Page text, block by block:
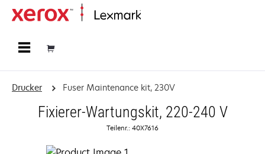
Drucker Fuser Maintenance kit, 230V
Fixierer-Wartungskit, 220-240 V
Teilenr.: 40X7616